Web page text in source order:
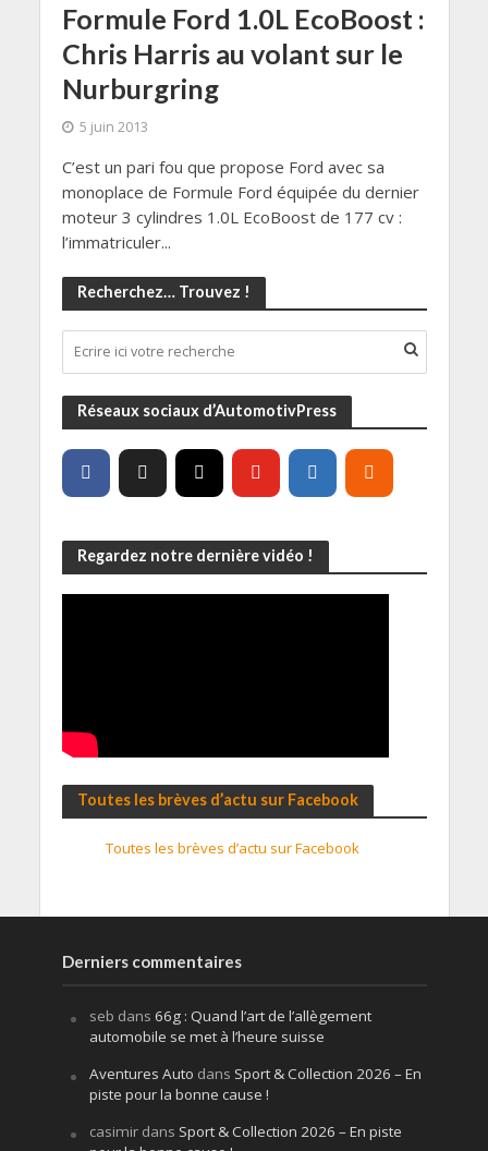
Formule Ford 1.0L EcoBoost :
Chris Harris au volant sur le
Nurburgring
5 juin 2013
C’est un pari fou que propose Ford avec sa
monoplace de Formule Ford équipée du dernier
moteur 3 cylindres 1.0L EcoBoost de 177 cv :
l’immatriculer...
Recherchez… Trouvez !
Réseaux sociaux d’AutomotivPress
Regardez notre dernière vidéo !
Toutes les brèves d’actu sur Facebook
Toutes les brèves d’actu sur Facebook
Derniers commentaires
seb dans 66g : Quand l’art de l’allègement
automobile se met à l’heure suisse
Aventures Auto dans Sport & Collection 2026 – En
piste pour la bonne cause !
casimirdans Sport & Collection 2026 – En piste